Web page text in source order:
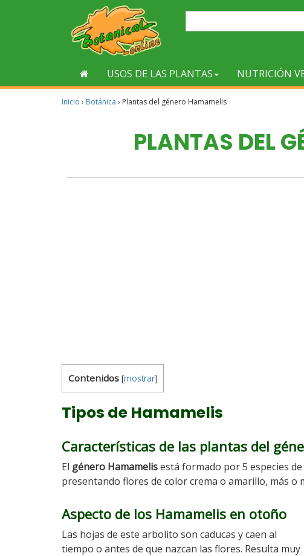
USOS DE LAS PLANTAS NUTRICIÓN
Inicio › Botánica › Plantas del género Hamamelis
PLANTAS DEL
Contenidos [mostrar]
Tipos de Hamamelis
Características de las plantas del
El género Hamamelisestá formado por 5 especies de
presentando flores de color crema o amarillo, más o
Aspecto de los Hamamelis en otoño
Las hojas de este arbolito son caducas y caen al
tiempo o antes de que nazcan las flores. Resulta muy